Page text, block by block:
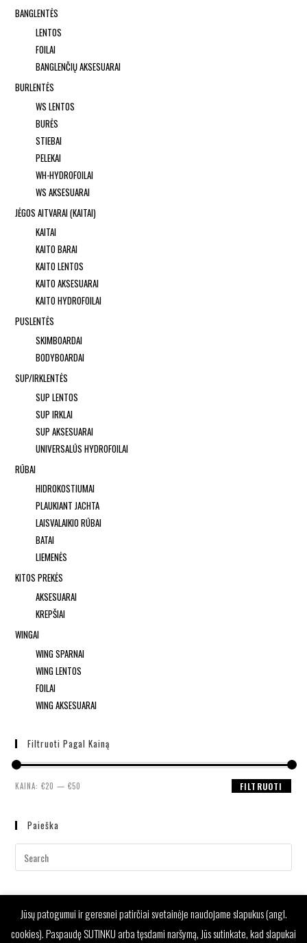
BANGLENTĖS
LENTOS
FOILAI
BANGLENČIŲ AKSESUARAI
BURLENTĖS
WS LENTOS
BURĖS
STIEBAI
PELEKAI
WH-HYDROFOILAI
WS AKSESUARAI
JĖGOS AITVARAI (KAITAI)
KAITAI
KAITO BARAI
KAITO LENTOS
KAITO AKSESUARAI
KAITO HYDROFOILAI
PUSLENTĖS
SKIMBOARDAI
BODYBOARDAI
SUP/IRKLENTĖS
SUP LENTOS
SUP IRKLAI
SUP AKSESUARAI
UNIVERSALŪS HYDROFOILAI
RŪBAI
HIDROKOSTIUMAI
PLAUKIANT JACHTA
LAISVALAIKIO RŪBAI
BATAI
LIEMENĖS
KITOS PREKĖS
AKSESUARAI
KREPŠIAI
WINGAI
WING SPARNAI
WING LENTOS
FOILAI
WING AKSESUARAI
Filtruoti Pagal Kainą
FILTRUOTI
KAINA:€20 —€50
Paieška
Jūsų patogumui ir geresnei patirčiai svetainėje naudojame slapukus (angl.
cookies). Paspaudę SUTINKU arba tęsdami naršymą, Jūs sutinkate, kad slapukai